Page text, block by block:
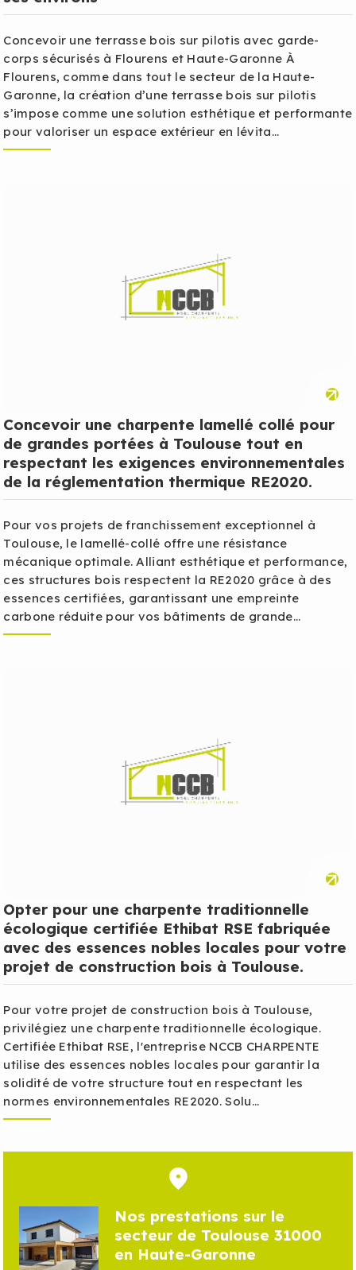
Concevoir une terrasse bois sur pilotis avec garde-
corps sécurisés à Flourens et Haute-Garonne À
Flourens, comme dans tout le secteur de la Haute-
Garonne, la création d’une terrasse bois sur pilotis
s’impose comme une solution esthétique et performante
pour valoriser un espace extérieur en lévita...
Concevoir une charpente lamellé collé pour
de grandes portées à Toulouse tout en
respectant les exigences environnementales
de la réglementation thermique RE2020.
Pour vos projets de franchissement exceptionnel à
Toulouse, le lamellé-collé offre une résistance
mécanique optimale. Alliant esthétique et performance,
ces structures bois respectent la RE2020 grâce à des
essences certifiées, garantissant une empreinte
carbone réduite pour vos bâtiments de grande...
Opter pour une charpente traditionnelle
écologique certifiée Ethibat RSE fabriquée
avec des essences nobles locales pour votre
projet de construction bois à Toulouse.
Pour votre projet de construction bois à Toulouse,
privilégiez une charpente traditionnelle écologique.
Certifiée Ethibat RSE, l'entreprise NCCB CHARPENTE
utilise des essences nobles locales pour garantir la
solidité de votre structure tout en respectant les
normes environnementales RE2020. Solu...
Nos prestations sur le
secteur de Toulouse 31000
en Haute-Garonne